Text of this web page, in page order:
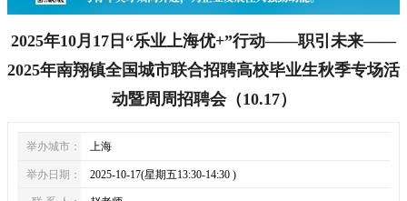
2025年10月17日“乐业上海优+”行动——职引未来——
2025年南翔镇全国城市联合招聘高校毕业生秋季专场活
动暨周周招聘会（10.17）
举办城市： 上海
举办日期： 2025-10-17(星期五13:30-14:30 )